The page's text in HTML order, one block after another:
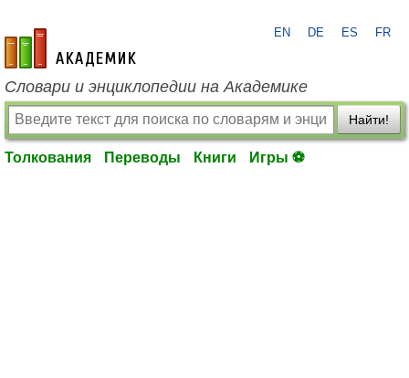
academic.ru
EN DE ES FR
Словари и энциклопедии на Академике
Найти!
Толкования Переводы Книги Игры ⚽